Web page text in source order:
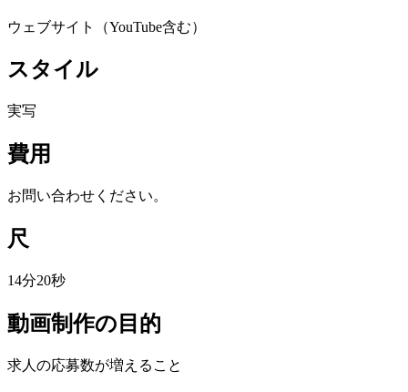
ウェブサイト（YouTube含む）
スタイル
実写
費用
お問い合わせください。
尺
14分20秒
動画制作の目的
求人の応募数が増えること